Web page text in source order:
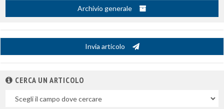
Archivio generale
Invia articolo
CERCA UN ARTICOLO
campo